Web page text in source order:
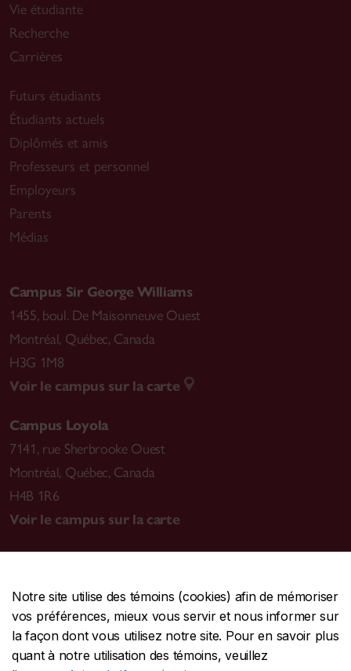
Notre site utilise des témoins (cookies) afin de mémoriser
vos préférences, mieux vous servir et nous informer sur
la façon dont vous utilisez notre site. Pour en savoir plus
quant à notre utilisation des témoins, veuillez
Vie étudiante
Recherche
Carrières
Futurs étudiants
Étudiants actuels
Diplômés et amis
Professeurs et personnel
Employeurs
Parents
Médias
Campus Sir George Williams
1455, boul. De Maisonneuve Ouest
Montréal, Québec, Canada
H3G 1M8
Voir le campus sur la carte
Campus Loyola
7141, rue Sherbrooke Ouest
Montréal, Québec, Canada
H4B 1R6
Voir le campus sur la carte
CENTRALE514-848-2424
URGENCE514-848-3717
Protection et prévention | Accessibilité | Confidentialité